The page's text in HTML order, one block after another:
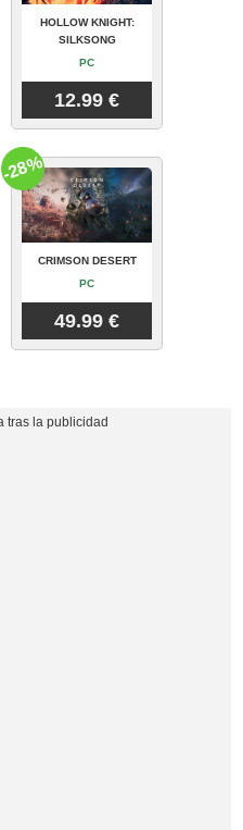
HOLLOW KNIGHT:
SILKSONG
PC
12.99 €
CRIMSON DESERT
PC
49.99 €
-28%